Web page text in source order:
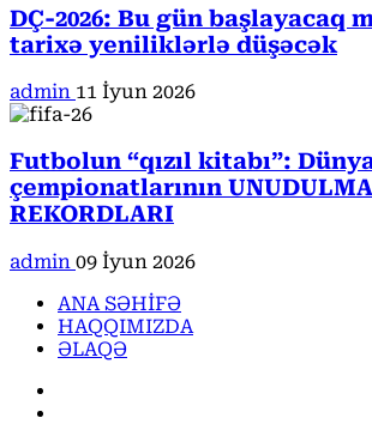
DÇ-2026: Bu gün başlayacaq
tarixə yeniliklərlə düşəcək
admin 11 İyun 2026
Futbolun “qızıl kitabı”:
çempionatlarının
REKORDLARI
admin 09 İyun 2026
ANA SƏHİFƏ
HAQQIMIZDA
ƏLAQƏ